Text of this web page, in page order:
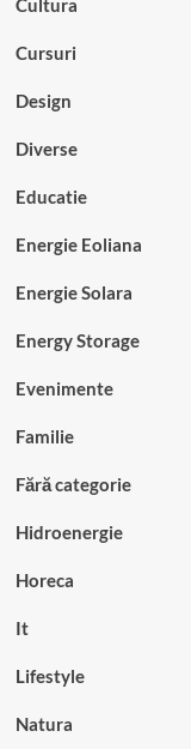
Cultura
Cursuri
Design
Diverse
Educatie
Energie Eoliana
Energie Solara
Energy Storage
Evenimente
Familie
Fără categorie
Hidroenergie
Horeca
It
Lifestyle
Natura